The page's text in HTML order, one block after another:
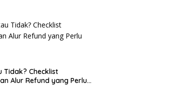
Tidak? Checklist
Alur Refund yang Perlu